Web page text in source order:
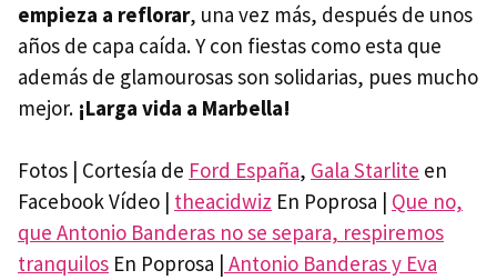
empieza a reflorar, una vez más, después de unos
años de capa caída. Y con fiestas como esta que
además de glamourosas son solidarias, pues mucho
mejor. ¡Larga vida a Marbella!
Fotos | Cortesía de Ford España, Gala Starlite en
Facebook Vídeo | theacidwiz En Poprosa | Que no,
que Antonio Banderas no se separa, respiremos
tranquilos En Poprosa | Antonio Banderas y Eva